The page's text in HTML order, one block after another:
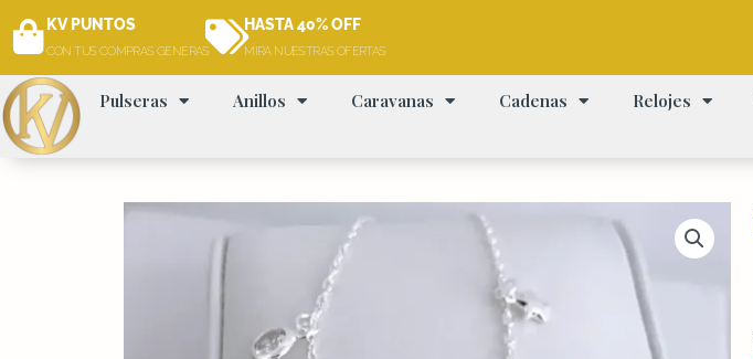
KV PUNTOS
CON TUS COMPRAS GENERAS
HASTA 40% OFF
MIRA NUESTRAS OFERTAS
Pulseras Anillos Caravanas Cadenas Relojes